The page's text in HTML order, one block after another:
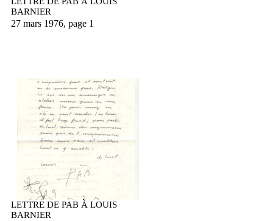
BARNIER
27 mars 1976, page 1
LETTRE DE PAB À LOUIS
BARNIER